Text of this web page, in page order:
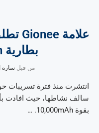
بطارية 10,000mAh
من قبل سارة
سالف نشاطها، حيث افادت
بقوة 10,000mAh. …